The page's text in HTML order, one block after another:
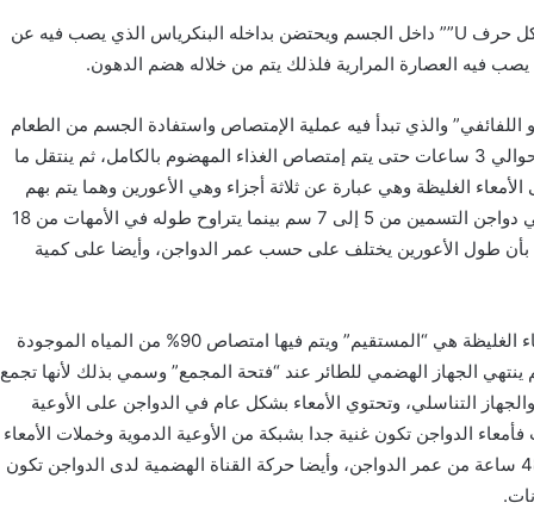
وتابع، أن “الإثنى عشر” يأخذ شكل حرف U”” داخل الجسم ويحتضن بداخله البنكرياس الذي يصب فيه عن
فيه العصارة المرارية فلذلك يتم من خلاله هضم الدهون.
اللفائفي” والذي تبدأ فيه عملية الإمتصاص واستفادة الجسم من الطعام
وقد تستغرق عملية الإمتصاص حوالي 3 ساعات حتى يتم إمتصاص الغذاء المهضوم بالكامل، ثم ينتقل ما
الغليظة وهي عبارة عن ثلاثة أجزاء وهي الأعورين وهما يتم بهم
تحليل الألياف ويتراوح طولها في دواجن التسمين من 5 إلى 7 سم بينما يتراوح طوله في الأمهات من 18
بأن طول الأعورين يختلف على حسب عمر الدواجن، وأيضا على كمية
وأكمل: والجزء الثاني من الأمعاء الغليظة هي “المستقيم” ويتم فيها امتصاص 90% من المياه الموجودة
ينتهي الجهاز الهضمي للطائر عند “فتحة المجمع” وسمي بذلك لأنها تجمع
التناسلي، وتحتوي الأمعاء بشكل عام في الدواجن على الأوعية
فأمعاء الدواجن تكون غنية جدا بشبكة من الأوعية الدموية وخملات الأمعاء
وتزيد بمعدل 200% خلال أول 48 ساعة من عمر الدواجن، وأيضا حركة القناة الهضمية لدى الدواجن تكون